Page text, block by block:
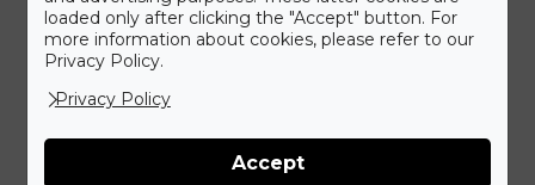
loaded only after clicking the "Accept" button. For
more information about cookies, please refer to our
Privacy Policy.
Privacy Policy
Accept